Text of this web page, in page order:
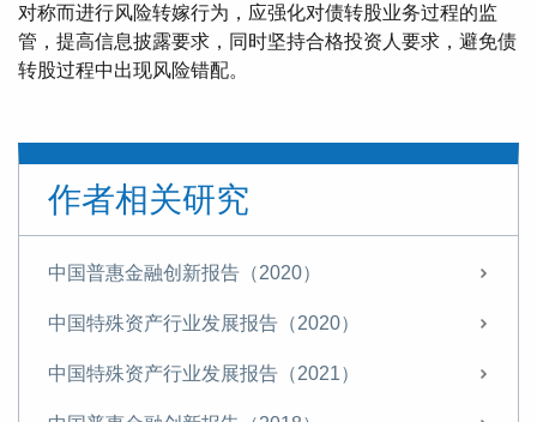
对称而进行风险转嫁行为，应强化对债转股业务过程的监
管，提高信息披露要求，同时坚持合格投资人要求，避免债
转股过程中出现风险错配。
作者相关研究
中国普惠金融创新报告（2020）
中国特殊资产行业发展报告（2020）
中国特殊资产行业发展报告（2021）